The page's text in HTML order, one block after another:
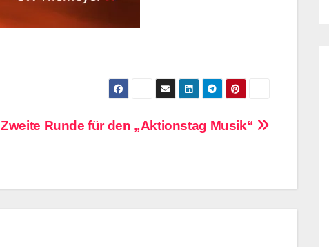
Zweite Runde für den „Aktionstag Musik“